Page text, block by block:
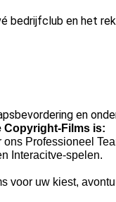
bedrijfclub en het
en
Copyright-Films is:
Professioneel
Interacitve-spelen.
voor uw kiest,